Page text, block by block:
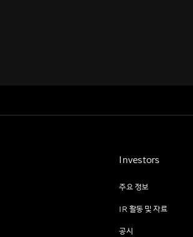
Investors
주요 정보
IR 활동 및 자료
공시